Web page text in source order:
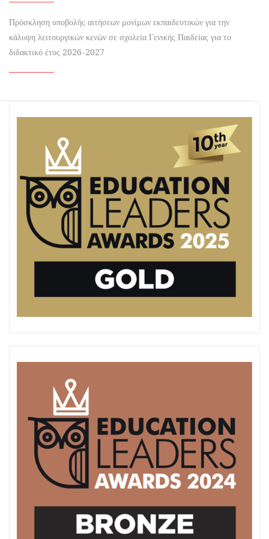
Πρόσκληση υποβολής αιτήσεων μονίμων εκπαιδευτικών για την
κάλυψη λειτουργικών κενών σε σχολεία Γενικής Παιδείας για το
διδακτικό έτος 2026-2027